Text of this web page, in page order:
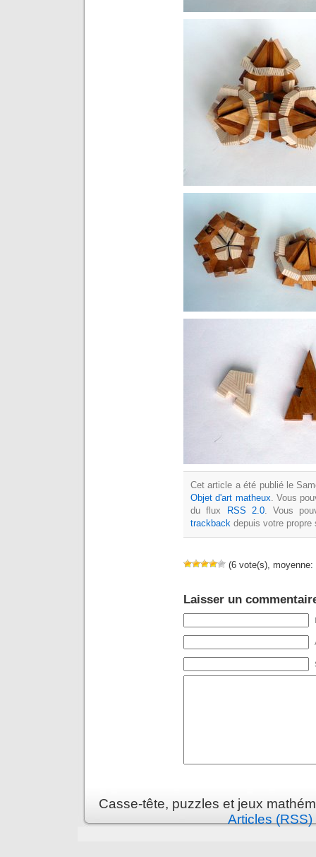
Cet article a été publié le
Objet d'art matheux . Vous
du flux
RSS 2.0. Vous
trackback depuis votre
(6 vote(s), moyenne:
Laisser un
Casse-tête, puzzles et jeux
Articles (RSS)